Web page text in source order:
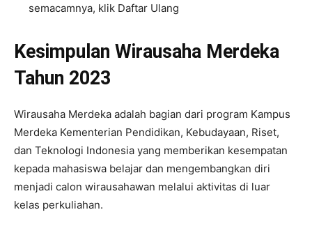
semacamnya, klik Daftar Ulang
Kesimpulan Wirausaha Merdeka
Tahun 2023
Wirausaha Merdeka adalah bagian dari program Kampus
Merdeka Kementerian Pendidikan, Kebudayaan, Riset,
dan Teknologi Indonesia yang memberikan kesempatan
kepada mahasiswa belajar dan mengembangkan diri
menjadi calon wirausahawan melalui aktivitas di luar
kelas perkuliahan.